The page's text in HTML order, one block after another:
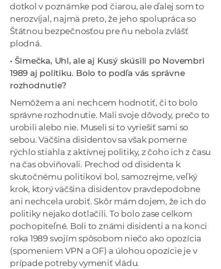
dotkol v poznámke pod čiarou, ale ďalej som to
nerozvíjal, najmä preto, že jeho spolupráca so
Štátnou bezpečnosťou pre ňu nebola zvlášť
plodná.
• Šimečka, Uhl, ale aj Kusý skúsili po Novembri
1989 aj politiku. Bolo to podľa vás správne
rozhodnutie?
Nemôžem a ani nechcem hodnotiť, či to bolo
správne rozhodnutie. Mali svoje dôvody, prečo to
urobili alebo nie. Museli si to vyriešiť sami so
sebou. Väčšina disidentov sa však pomerne
rýchlo stiahla z aktívnej politiky, z čoho ich z času
na čas obviňovali. Prechod od disidenta k
skutočnému politikovi bol, samozrejme, veľký
krok, ktorý väčšina disidentov pravdepodobne
ani nechcela urobiť. Skôr mám dojem, že ich do
politiky nejako dotlačili. To bolo zase celkom
pochopiteľné. Boli to známi disidenti a na konci
roka 1989 svojím spôsobom niečo ako opozícia
(spomeniem VPN a OF) a úlohou opozície je v
prípade potreby vymeniť vládu.